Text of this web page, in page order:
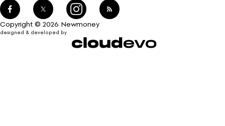
Copyright © 2026 Newmoney
designed & developed by